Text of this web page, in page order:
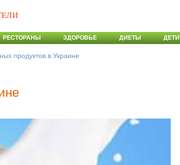
РЕСТОРАНЫ ЗДОРОВЬЕ ДИЕТЫ ДЕТИ
продуктов в Украине